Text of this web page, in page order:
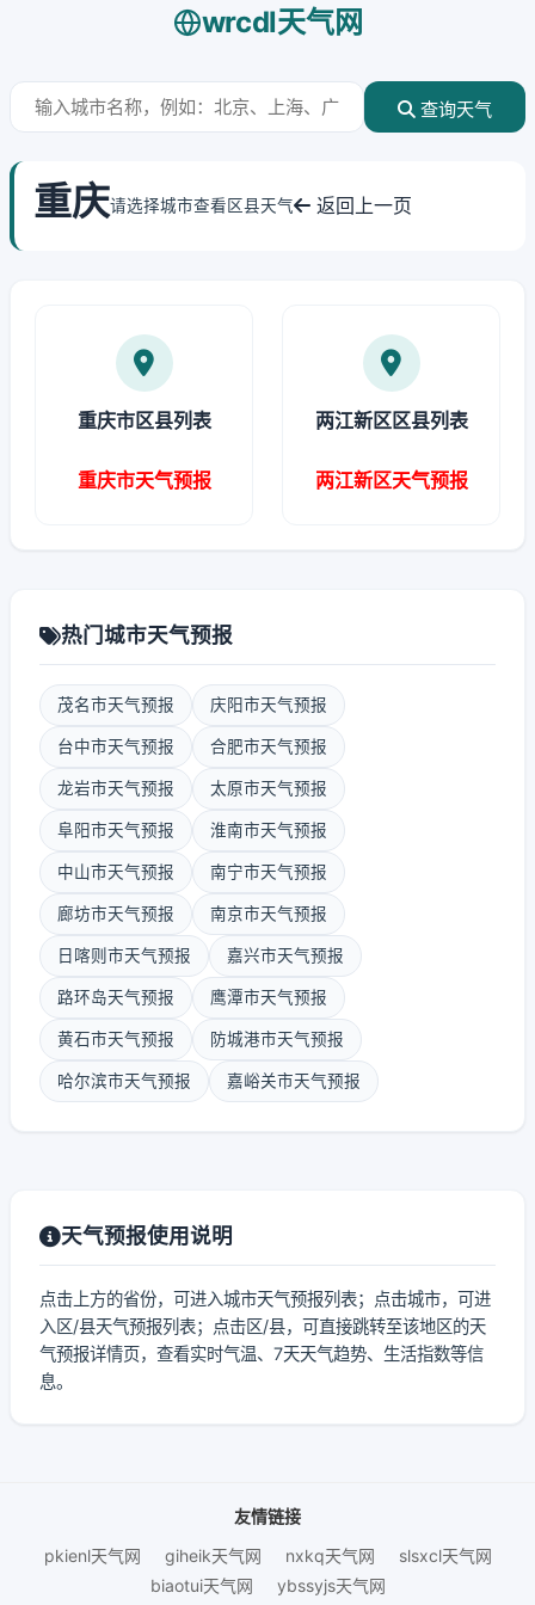
wrcdl天气网
查询天气
重庆请选择城市查看区县天气 返回上一页
重庆市区县列表
重庆市天气预报
两江新区区县列表
两江新区天气预报
热门城市天气预报
茂名市天气预报 庆阳市天气预报
台中市天气预报 合肥市天气预报
龙岩市天气预报 太原市天气预报
阜阳市天气预报 淮南市天气预报
中山市天气预报 南宁市天气预报
廊坊市天气预报 南京市天气预报
日喀则市天气预报 嘉兴市天气预报
路环岛天气预报 鹰潭市天气预报
黄石市天气预报 防城港市天气预报
哈尔滨市天气预报 嘉峪关市天气预报
天气预报使用说明
点击上方的省份，可进入城市天气预报列表；点击城市，可进
入区/县天气预报列表；点击区/县，可直接跳转至该地区的天
气预报详情页，查看实时气温、7天天气趋势、生活指数等信
息。
友情链接
pkienl天气网
giheik天气网 nxkq天气网
slsxcl天气网
biaotui天气网
ybssyjs天气网